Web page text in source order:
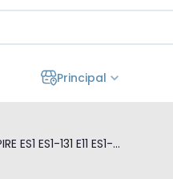
Principal
ES1 ES1-131 E11 ES1-...